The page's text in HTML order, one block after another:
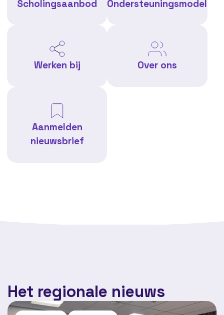
Scholingsaanbod Ondersteuningsmodel
Werken bij Over ons
Aanmelden
nieuwsbrief
Het regionale nieuws